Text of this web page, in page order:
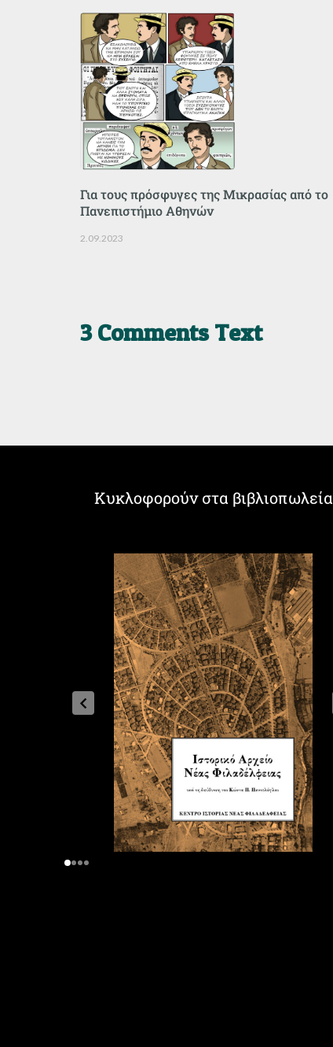
Για τους πρόσφυγες της Μικρασίας από το
Πανεπιστήμιο Αθηνών
2.09.2023
3 Comments Text
Κυκλοφορούν στα βιβλιοπωλεία